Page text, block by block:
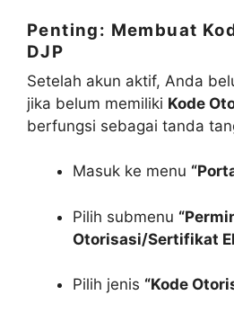
Penting: Membuat
DJP
Setelah akun aktif, Anda
jika belum memiliki Kode
berfungsi sebagai tanda
Masuk ke menu
Pilih submenu
Otorisasi/Sertifikat
Pilih jenis “Kode